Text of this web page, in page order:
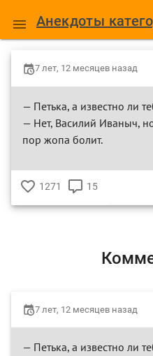
Анекдоты
7 лет, 12 месяцев назад
— Петька, а известно ли
— Нет, Василий Иваныч,
пор жопа болит.
♥
1271 15
7 лет, 12 месяцев назад
— Петька, а известно ли